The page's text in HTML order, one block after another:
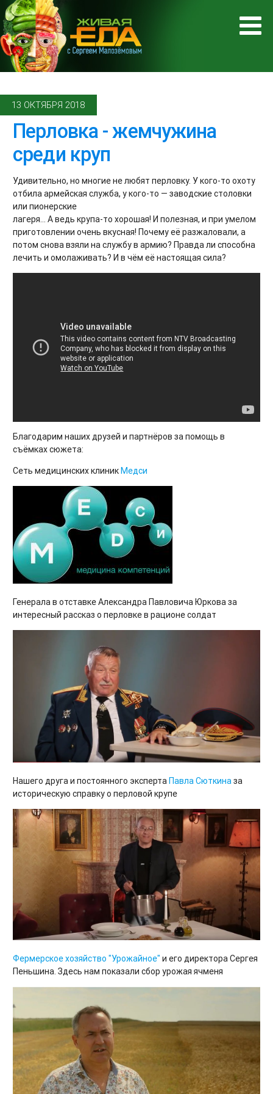
13 ОКТЯБРЯ 2018
Перловка - жемчужина
среди круп
Удивительно, но многие не любят перловку. У кого-то охоту
отбила армейская служба, у кого-то — заводские столовки
или пионерские
лагеря... А ведь крупа-то хорошая! И полезная, и при умелом
приготовлении очень вкусная! Почему её разжаловали, а
потом снова взяли на службу в армию? Правда ли способна
лечить и омолаживать? И в чём её настоящая сила?
Благодарим наших друзей и партнёров за помощь в
съёмках сюжета:
Сеть медицинских клиникМедси
Генерала в отставке Александра Павловича Юркова за
интересный рассказ о перловке в рационе солдат
Нашего друга и постоянного экспертаПавла Сюткиназа
историческую справку о перловой крупе
Фермерское хозяйство "Урожайное" и его директора Сергея
Пеньшина. Здесь нам показали сбор урожая ячменя